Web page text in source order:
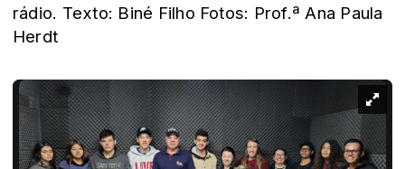
rádio. Texto: Biné Filho Fotos: Prof.ª Ana Paula
Herdt